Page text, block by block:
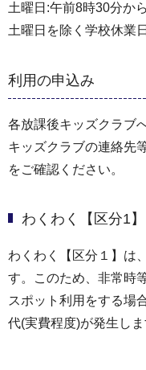
土曜日:午前8時30分か
土曜日を除く学校休業
利用の申込み
各放課後キッズクラブ
キッズクラブの連絡先
をご確認ください。
わくわく【区分1】
わくわく【区分１】は
す。このため、非常時
スポット利⽤をする場
代(実費程度)が発生しま